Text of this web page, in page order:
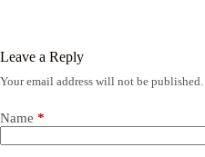
Leave a Reply
Your email address will not be published.
Name *